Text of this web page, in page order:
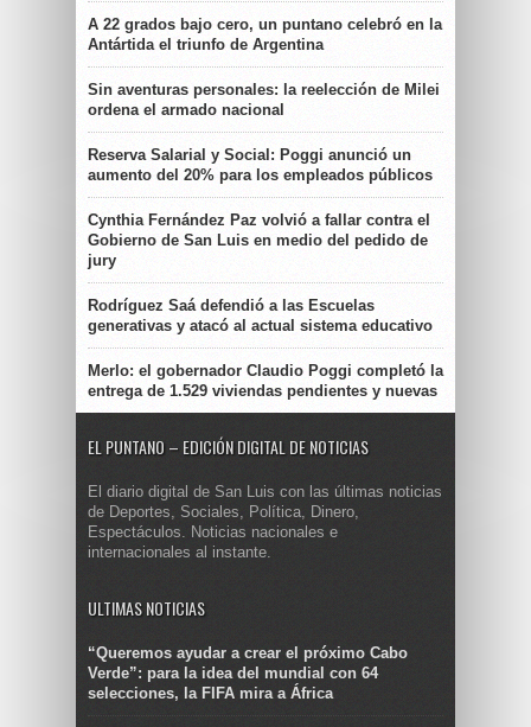
A 22 grados bajo cero, un puntano celebró en la
Antártida el triunfo de Argentina
Sin aventuras personales: la reelección de Milei
ordena el armado nacional
Reserva Salarial y Social: Poggi anunció un
aumento del 20% para los empleados públicos
Cynthia Fernández Paz volvió a fallar contra el
Gobierno de San Luis en medio del pedido de
jury
Rodríguez Saá defendió a las Escuelas
generativas y atacó al actual sistema educativo
Merlo: el gobernador Claudio Poggi completó la
entrega de 1.529 viviendas pendientes y nuevas
EL PUNTANO – EDICIÓN DIGITAL DE NOTICIAS
El diario digital de San Luis con las últimas noticias
de Deportes, Sociales, Política, Dinero,
Espectáculos. Noticias nacionales e
internacionales al instante.
ULTIMAS NOTICIAS
“Queremos ayudar a crear el próximo Cabo
Verde”: para la idea del mundial con 64
selecciones, la FIFA mira a África